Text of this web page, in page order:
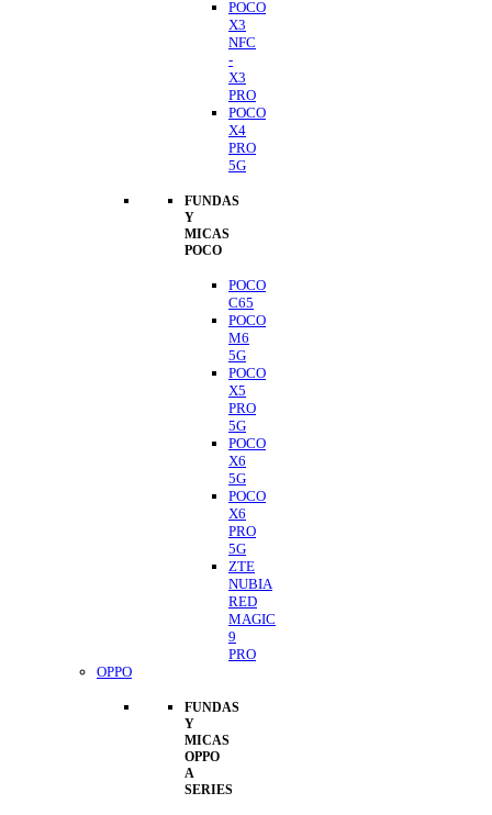
POCO
X3
NFC
-
X3
PRO
POCO
X4
PRO
5G
FUNDAS
Y
MICAS
POCO
POCO
C65
POCO
M6
5G
POCO
X5
PRO
5G
POCO
X6
5G
POCO
X6
PRO
5G
ZTE
NUBIA
RED
MAGIC
9
PRO
OPPO
FUNDAS
Y
MICAS
OPPO
A
SERIES